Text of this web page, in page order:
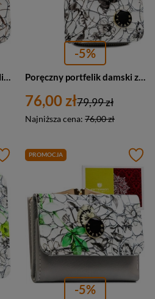
Niebieski, poręczny portfelik damski ze skóry naturalnej z systemem RFID, zamykany zatrzaskiem i suwakiem - Peterson
-5%
Poręczny portfelik damski ze skóry naturalnej w czarnym kolorze zamykany zatrzaskiem i suwakiem - Peterson
76,00 zł
Najniższa cena: 76,00 zł
79,99 zł
PROMOCJA
-5%